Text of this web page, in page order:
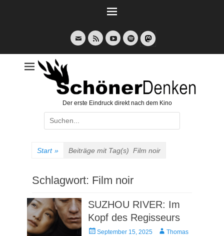
E-
Mail
Feed YouTubeSpotify
Der erste Eindruck direkt nach dem Kino
Suche
nach:
Start » Beiträge mit Tag(s) Film noir
Schlagwort: Film noir
SUZHOU RIVER: Im
Kopf des Regisseurs
Veröffentlicht
September 15, 2025 AutorThomas